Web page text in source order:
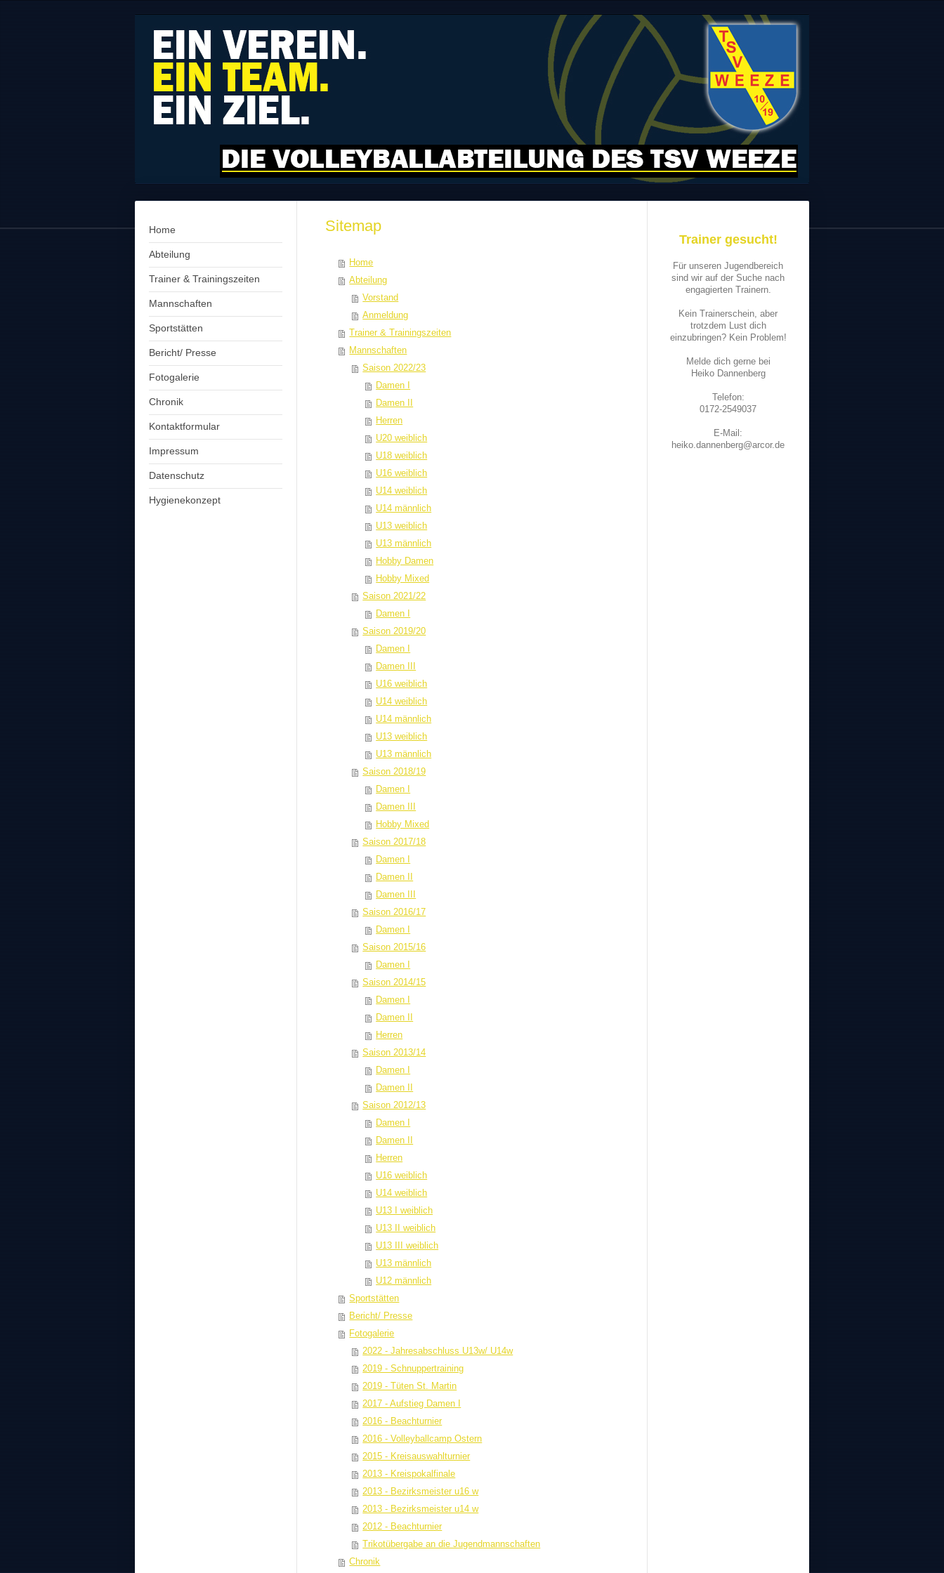
Home
Abteilung
Trainer & Trainingszeiten
Mannschaften
Sportstätten
Bericht/ Presse
Fotogalerie
Chronik
Kontaktformular
Impressum
Datenschutz
Hygienekonzept
Sitemap
Home
Abteilung
Vorstand
Anmeldung
Trainer & Trainingszeiten
Mannschaften
Saison 2022/23
Damen I
Damen II
Herren
U20 weiblich
U18 weiblich
U16 weiblich
U14 weiblich
U14 männlich
U13 weiblich
U13 männlich
Hobby Damen
Hobby Mixed
Saison 2021/22
Damen I
Saison 2019/20
Damen I
Damen III
U16 weiblich
U14 weiblich
U14 männlich
U13 weiblich
U13 männlich
Saison 2018/19
Damen I
Damen III
Hobby Mixed
Saison 2017/18
Damen I
Damen II
Damen III
Saison 2016/17
Damen I
Saison 2015/16
Damen I
Saison 2014/15
Damen I
Damen II
Herren
Saison 2013/14
Damen I
Damen II
Saison 2012/13
Damen I
Damen II
Herren
U16 weiblich
U14 weiblich
U13 I weiblich
U13 II weiblich
U13 III weiblich
U13 männlich
U12 männlich
Sportstätten
Bericht/ Presse
Fotogalerie
2022 - Jahresabschluss U13w/ U14w
2019 - Schnuppertraining
2019 - Tüten St. Martin
2017 - Aufstieg Damen I
2016 - Beachturnier
2016 - Volleyballcamp Ostern
2015 - Kreisauswahlturnier
2013 - Kreispokalfinale
2013 - Bezirksmeister u16 w
2013 - Bezirksmeister u14 w
2012 - Beachturnier
Trikotübergabe an die Jugendmannschaften
Chronik
Trainer gesucht!
Für unseren Jugendbereich
sind wir auf der Suche nach
engagierten Trainern.
Kein Trainerschein, aber
trotzdem Lust dich
einzubringen? Kein Problem!
Melde dich gerne bei
Heiko Dannenberg
Telefon:
0172-2549037
E-Mail:
heiko.dannenberg@arcor.de